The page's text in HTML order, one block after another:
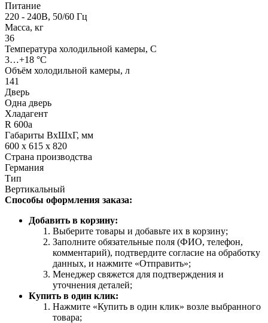
Питание
220 - 240В, 50/60 Гц
Масса, кг
36
Температура холодильной камеры, С
3…+18 °C
Объём холодильной камеры, л
141
Дверь
Одна дверь
Хладагент
R 600а
Габариты ВхШхГ, мм
600 x 615 x 820
Страна производства
Германия
Тип
Вертикальный
Способы оформления заказа:
Добавить в корзину:
Выберите товары и добавьте их в корзину;
Заполните обязательные поля (ФИО, телефон,
комментарий), подтвердите согласие на обработку
данных, и нажмите «Отправить»;
Менеджер свяжется для подтверждения и
уточнения деталей;
Купить в один клик:
Нажмите «Купить в один клик» возле выбранного
товара;